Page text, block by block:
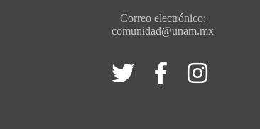
Correo electrónico:
comunidad@unam.mx